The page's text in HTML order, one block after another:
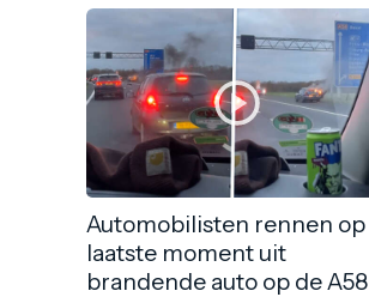
Automobilisten rennen op
laatste moment uit
brandende auto op de A58